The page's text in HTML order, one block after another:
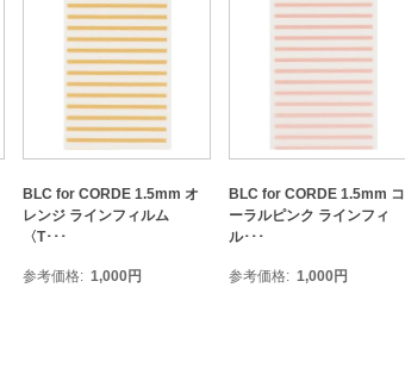
BLC for CORDE 1.5mm オ
レンジ ラインフィルム
〈T･･･
参考価格 1,000円
BLC for CORDE 1.5mm コ
ーラルピンク ラインフィ
ル･･･
参考価格 1,000円